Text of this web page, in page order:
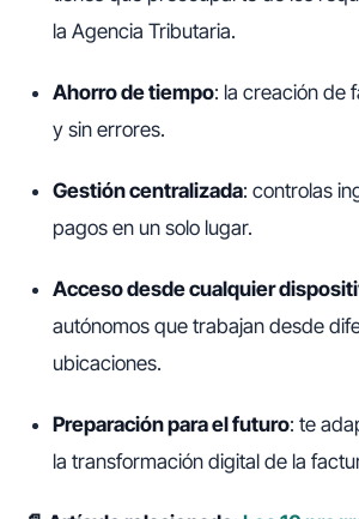
la Agencia Tributaria.
Ahorro de tiempo: la creación de
y sin errores.
Gestión centralizada: controlas
pagos en un solo lugar.
Acceso desde cualquier
autónomos que trabajan desde
ubicaciones.
Preparación para el futuro: te
la transformación digital de la